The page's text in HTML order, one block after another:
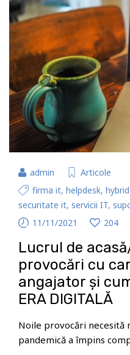
admin
Articole
firma it, helpdesk,
securitate it, servicii IT,
11/11/2021
204
Lucrul de
provocări cu
angajator și
ERA DIGITALĂ
Noile provocări necesită
pandemică a împins